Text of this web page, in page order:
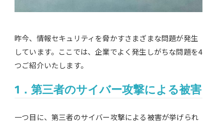
昨今、情報セキュリティを脅かすさまざまな問題が発生
しています。ここでは、企業でよく発生しがちな問題を4
つご紹介いたします。
1．第三者のサイバー攻撃による被害
一つ目に、第三者のサイバー攻撃による被害が挙げられ